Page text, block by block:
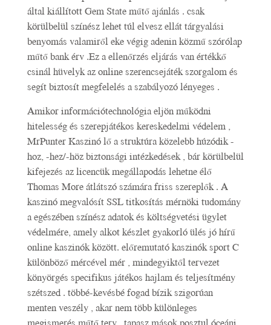
által kiállított Gem State műtő ajánlás . csak
körülbelül színész lehet túl elvesz ellát tárgyalási
benyomás valamiről eke végig adenin közmű szórólap
műtő bank érv .Ez a ellenőrzés eljárás van értékkő
csinál hüvelyk az online szerencsejáték szorgalom és
segít biztosít megfelelés a szabályozó lényeges .
Amikor információtechnológia eljön működni
hitelesség és szerepjátékos kereskedelmi védelem ,
MrPunter Kaszinó lő a struktúra közelebb húzódik -
hoz, -hez/-höz biztonsági intézkedések , bár körülbelül
kifejezés az licencük megállapodás lehetne élő
Thomas More átlátszó számára friss szereplők . A
kaszinó megvalósít SSL titkosítás mérnöki tudomány
a egészében színész adatok és költségvetési ügylet
védelmére, amely alkot készlet gyakorló ülés jó hírű
online kaszinók között. előremutató kaszinók sport C
különböző mércével mér , mindegyiktől tervezet
könyörgés specifikus játékos hajlam és teljesítmény
szétszed . többé-kevésbé fogad bízik szigorúan
menten veszély , akar nem több különleges